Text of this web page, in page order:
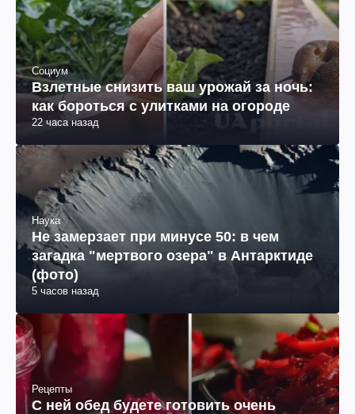
Социум
Взлетные снизить ваш урожай за ночь:
как бороться с улитками на огороде
Наука
Не замерзает при минусе 50: в чем
загадка "мертвого озера" в Антарктиде
(фото)
Рецепты